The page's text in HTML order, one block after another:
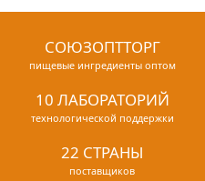
СОЮЗОПТТОРГ
пищевые ингредиенты оптом
10 ЛАБОРАТОРИЙ
технологической поддержки
22 СТРАНЫ
поставщиков